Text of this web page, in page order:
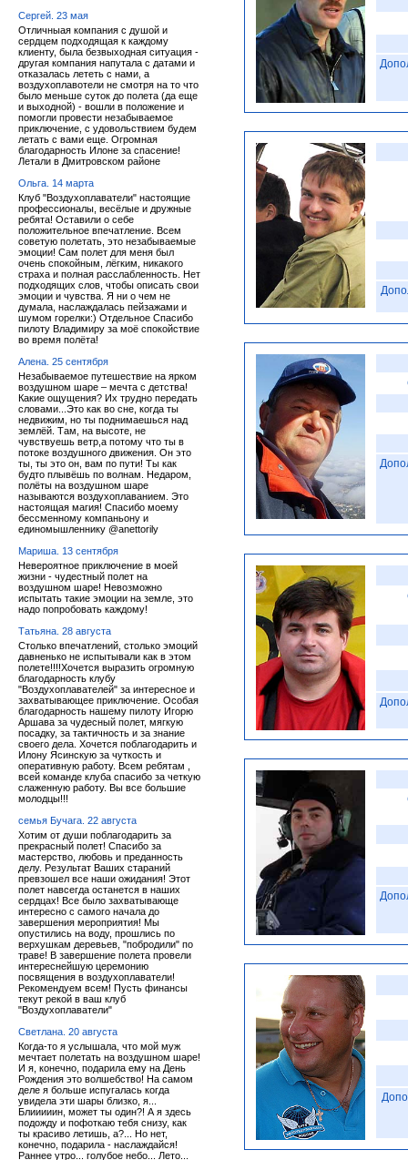
Сергей. 23 мая
Отличныая компания с душой и
сердцем подходящая к каждому
клиенту, была безвыходная ситуация -
другая компания напутала с датами и
отказалась лететь с нами, а
воздухоплавотели не смотря на то что
было меньше суток до полета (да еще
и выходной) - вошли в положение и
помогли провести незабываемое
приключение, с удовольствием будем
летать с вами еще. Огромная
благодарность Илоне за спасение!
Летали в Дмитровском районе
Ольга. 14 марта
Клуб "Воздухоплаватели" настоящие
профессионалы, весёлые и дружные
ребята! Оставили о себе
положительное впечатление. Всем
советую полетать, это незабываемые
эмоции! Сам полет для меня был
очень спокойным, лёгким, никакого
страха и полная расслабленность. Нет
подходящих слов, чтобы описать свои
эмоции и чувства. Я ни о чем не
думала, наслаждалась пейзажами и
шумом горелки:) Отдельное Спасибо
пилоту Владимиру за моё спокойствие
во время полёта!
Алена. 25 сентября
Незабываемое путешествие на ярком
воздушном шаре – мечта с детства!
Какие ощущения? Их трудно передать
словами...Это как во сне, когда ты
недвижим, но ты поднимаешься над
землёй. Там, на высоте, не
чувствуешь ветр,а потому что ты в
потоке воздушного движения. Он это
ты, ты это он, вам по пути! Ты как
будто плывёшь по волнам. Недаром,
полёты на воздушном шаре
называются воздухоплаванием. Это
настоящая магия! Спасибо моему
бессменному компаньону и
единомышленнику @anettorily
Мариша. 13 сентября
Невероятное приключение в моей
жизни - чудестный полет на
воздушном шаре! Невозможно
испытать такие эмоции на земле, это
надо попробовать каждому!
Татьяна. 28 августа
Столько впечатлений, столько эмоций
давненько не испытывали как в этом
полете!!!!Хочется выразить огромную
благодарность клубу
"Воздухоплавателей" за интересное и
захватывающее приключение. Особая
благодарность нашему пилоту Игорю
Аршава за чудесный полет, мягкую
посадку, за тактичность и за знание
своего дела. Хочется поблагодарить и
Илону Ясинскую за чуткость и
оперативную работу. Всем ребятам ,
всей команде клуба спасибо за четкую
слаженную работу. Вы все большие
молодцы!!!
семья Бучага. 22 августа
Хотим от души поблагодарить за
прекрасный полет! Спасибо за
мастерство, любовь и преданность
делу. Результат Ваших стараний
превзошел все наши ожидания! Этот
полет навсегда останется в наших
сердцах! Все было захватывающе
интересно с самого начала до
завершения мероприятия! Мы
опустились на воду, прошлись по
верхушкам деревьев, "побродили" по
траве! В завершение полета провели
интереснейшую церемонию
посвящения в воздухоплаватели!
Рекомендуем всем! Пусть финансы
текут рекой в ваш клуб
"Воздухоплаватели"
Светлана. 20 августа
Когда-то я услышала, что мой муж
мечтает полетать на воздушном шаре!
И я, конечно, подарила ему на День
Рождения это волшебство! На самом
деле я больше испугалась когда
увидела эти шары близко, я...
Блииииин, может ты один?! А я здесь
подожду и пофоткаю тебя снизу, как
ты красиво летишь, а?... Но нет,
конечно, подарила - наслаждайся!
Раннее утро... голубое небо... Лето...